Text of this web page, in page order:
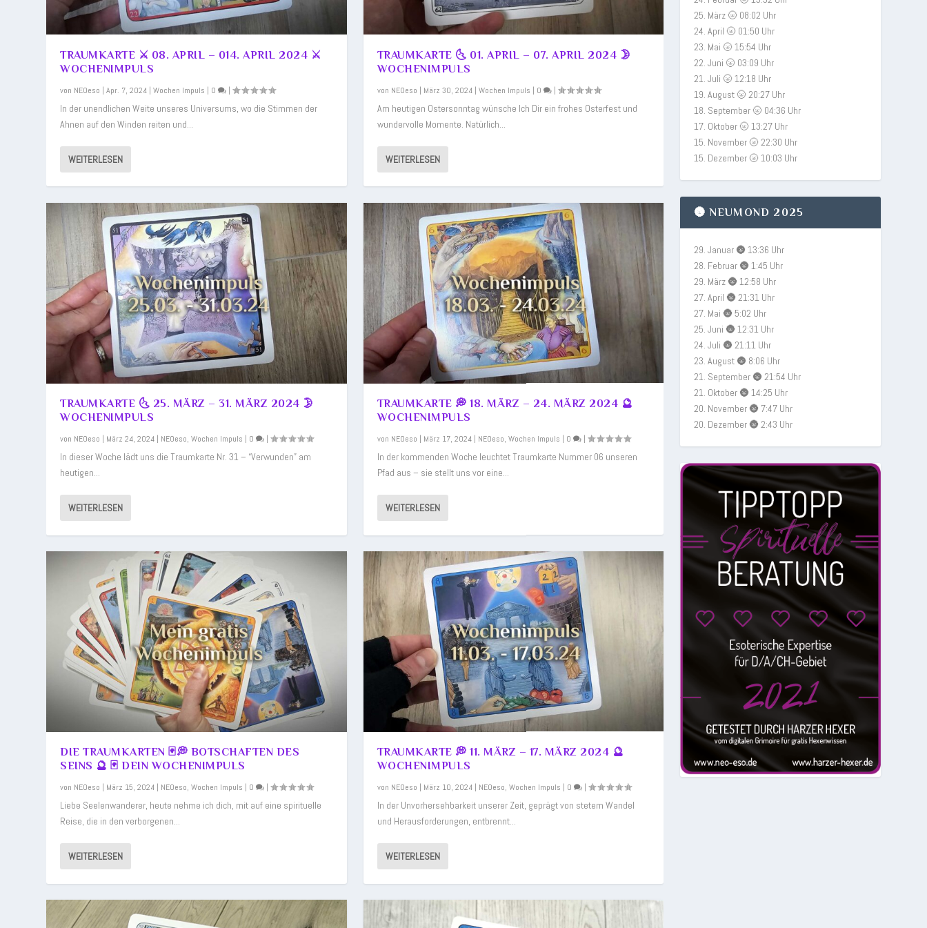
TRAUMKARTE ⚔️ 08. APRIL – 014. APRIL 2024 ⚔️
WOCHENIMPULS
von NEOeso |Apr. 7, 2024 |Wochen Impuls | 0 |
In der unendlichen Weite unseres Universums, wo die Stimmen der
Ahnen auf den Winden reiten und...
WEITERLESEN
TRAUMKARTE 🌜 25. MÄRZ – 31. MÄRZ 2024 🌛
WOCHENIMPULS
von NEOeso | März 24, 2024 | NEOeso,Wochen Impuls | 0 |
In dieser Woche lädt uns die Traumkarte Nr. 31 – “Verwunden” am
heutigen...
WEITERLESEN
DIE TRAUMKARTEN 🃏💭 BOTSCHAFTEN DES
SEINS 🔮 🃏 DEIN WOCHENIMPULS
von NEOeso | März 15, 2024 | NEOeso,Wochen Impuls | 0 |
Liebe Seelenwanderer, heute nehme ich dich, mit auf eine spirituelle
Reise, die in den verborgenen...
WEITERLESEN
TRAUMKARTE 🌜 01. APRIL – 07. APRIL 2024 🌛
WOCHENIMPULS
von NEOeso | März 30, 2024| Wochen Impuls | 0 |
Am heutigen Ostersonntag wünsche Ich Dir ein frohes Osterfest und
wundervolle Momente. Natürlich...
WEITERLESEN
TRAUMKARTE 💭 18. MÄRZ – 24. MÄRZ 2024 🔮
WOCHENIMPULS
von NEOeso | März 17, 2024| NEOeso, Wochen Impuls | 0 |
In der kommenden Woche leuchtet Traumkarte Nummer 06 unseren
Pfad aus – sie stellt uns vor eine...
WEITERLESEN
TRAUMKARTE 💭 11. MÄRZ – 17. MÄRZ 2024 🔮
WOCHENIMPULS
von NEOeso | März 10, 2024| NEOeso, Wochen Impuls | 0 |
In der Unvorhersehbarkeit unserer Zeit, geprägt von stetem Wandel
und Herausforderungen, entbrennt...
WEITERLESEN
25. März 🌝 08:02 Uhr
24. April 🌝 01:50 Uhr
23. Mai 🌝 15:54 Uhr
22. Juni 🌝 03:09 Uhr
21. Juli 🌝 12:18 Uhr
19. August 🌝 20:27 Uhr
18. September 🌝 04:36 Uhr
17. Oktober 🌝 13:27 Uhr
15. November 🌝 22:30 Uhr
15. Dezember 🌝 10:03 Uhr
🌚 NEUMOND 2025
29. Januar 🌚 13:36 Uhr
28. Februar 🌚 1:45 Uhr
29. März 🌚 12:58 Uhr
27. April 🌚 21:31 Uhr
27. Mai 🌚 5:02 Uhr
25. Juni 🌚 12:31 Uhr
24. Juli 🌚 21:11 Uhr
23. August 🌚 8:06 Uhr
21. September 🌚 21:54 Uhr
21. Oktober 🌚 14:25 Uhr
20. November 🌚 7:47 Uhr
20. Dezember 🌚 2:43 Uhr